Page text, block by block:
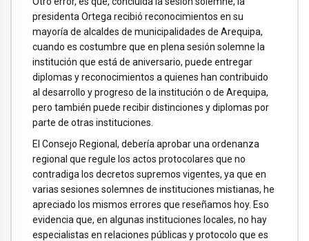
presidenta Ortega recibió reconocimientos en su
mayoría de alcaldes de municipalidades de Arequipa,
cuando es costumbre que en plena sesión solemne la
institución que está de aniversario, puede entregar
diplomas y reconocimientos a quienes han contribuido
al desarrollo y progreso de la institución o de Arequipa,
pero también puede recibir distinciones y diplomas por
parte de otras instituciones.
El Consejo Regional, debería aprobar una ordenanza
regional que regule los actos protocolares que no
contradiga los decretos supremos vigentes, ya que en
varias sesiones solemnes de instituciones mistianas, he
apreciado los mismos errores que reseñamos hoy. Eso
evidencia que, en algunas instituciones locales, no hay
especialistas en relaciones públicas y protocolo que es